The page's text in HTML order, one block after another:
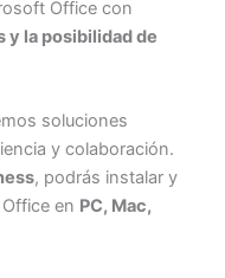
Office con
y la posibilidad de
soluciones
y colaboración.
, podrás instalar y
en PC, Mac,